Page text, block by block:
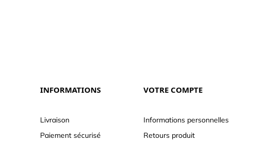
INFORMATIONS
Livraison
Paiement sécurisé
VOTRE COMPTE
Informations personnelles
Retours produit